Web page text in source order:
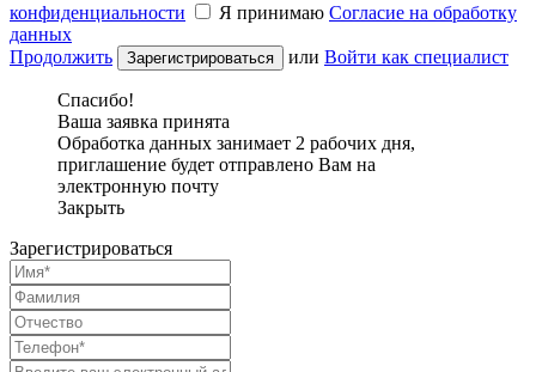
конфиденциальности
Я принимаю Согласие на обработку
данных
Продолжить
или Войти как специалист
Спасибо!
Ваша заявка принята
Обработка данных занимает 2 рабочих дня,
приглашение будет отправлено Вам на
электронную почту
Закрыть
Зарегистрироваться